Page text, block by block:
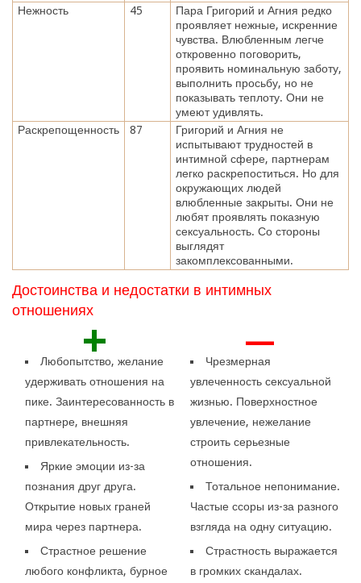
Нежность
45
Пара Григорий и Агния редко
проявляет нежные, искренние
чувства. Влюбленным легче
откровенно поговорить,
проявить номинальную заботу,
выполнить просьбу, но не
показывать теплоту. Они не
умеют удивлять.
Раскрепощенность
87
Григорий и Агния не
испытывают трудностей в
интимной сфере, партнерам
легко раскрепоститься. Но для
окружающих людей
влюбленные закрыты. Они не
любят проявлять показную
сексуальность. Со стороны
выглядят
закомплексованными.
Достоинства и недостатки в интимных
отношениях
+
Любопытство, желание
удерживать отношения на
пике. Заинтересованность в
партнере, внешняя
привлекательность.
Яркие эмоции из-за
познания друг друга.
Открытие новых граней
мира через партнера.
Страстное решение
любого конфликта, бурное
—
Чрезмерная
увлеченность сексуальной
жизнью. Поверхностное
увлечение, нежелание
строить серьезные
отношения.
Тотальное непонимание.
Частые ссоры из-за разного
взгляда на одну ситуацию.
Страстность выражается
в громких скандалах.